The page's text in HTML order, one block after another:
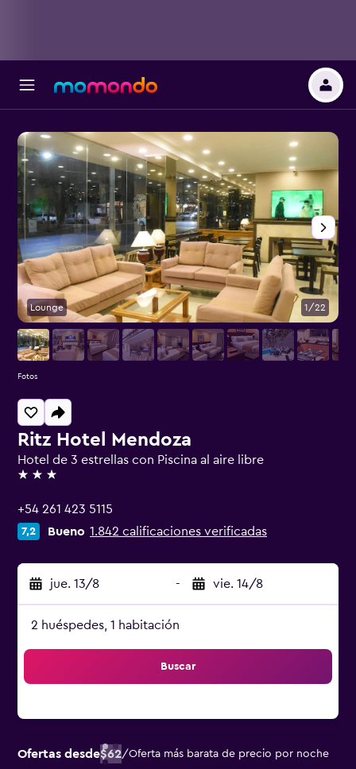
Ritz Hotel Mendoza
Hotel de 3 estrellas con Piscina al aire libre
3 estrellas
+54 261 423 5115
7,2 Bueno 1.842 calificaciones verificadas
jue. 13/8 - vie. 14/8
2 huéspedes, 1 habitación
Buscar
Ofertas desde$62/Oferta más barata de precio por noche
Lounge 1/22
Fotos